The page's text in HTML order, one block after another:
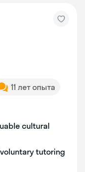
11 лет опыта
cultural
tutoring